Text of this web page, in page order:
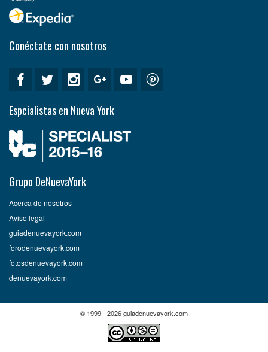
Conéctate con nosotros
Espcialistas en Nueva York
Grupo DeNuevaYork
Acerca de nosotros
Aviso legal
guiadenuevayork.com
forodenuevayork.com
fotosdenuevayork.com
denuevayork.com
© 1999 - 2026 guiadenuevayork.com